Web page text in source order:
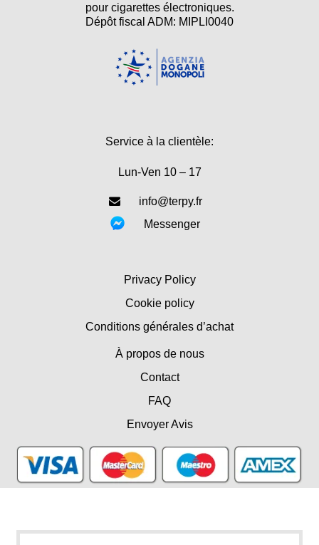
pour cigarettes électroniques.
Dépôt fiscal ADM: MIPLI0040
Service à la clientèle:
Lun-Ven 10 – 17
info@terpy.fr
Messenger
Privacy Policy
Cookie policy
Conditions générales d’achat
À propos de nous
Contact
FAQ
Envoyer Avis